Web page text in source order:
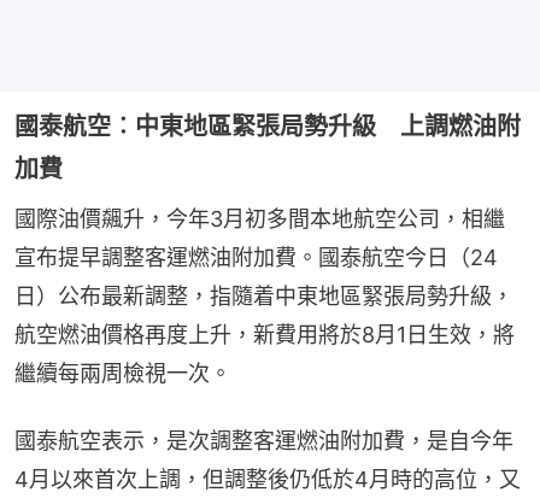
國泰航空︰中東地區緊張局勢升級 上調燃油附
加費
國際油價飆升，今年3月初多間本地航空公司，相繼
宣布提早調整客運燃油附加費。國泰航空今日（24
日）公布最新調整，指隨着中東地區緊張局勢升級，
航空燃油價格再度上升，新費用將於8月1日生效，將
繼續每兩周檢視一次。
國泰航空表示，是次調整客運燃油附加費，是自今年
4月以來首次上調，但調整後仍低於4月時的高位，又